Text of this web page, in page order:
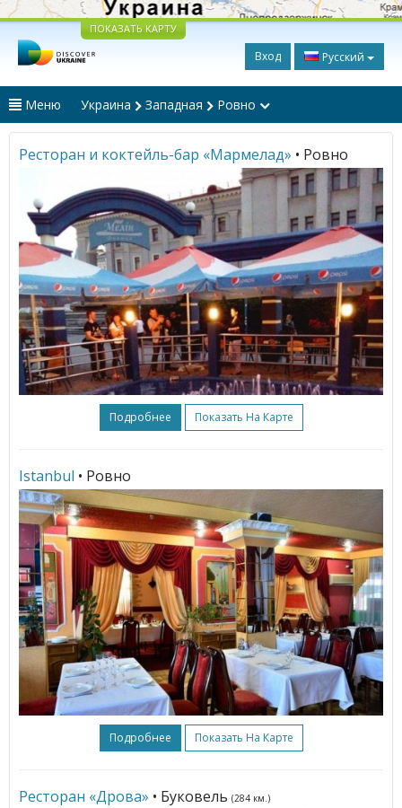
ПОКАЗАТЬ КАРТУ
Вход Русский
Меню Украина Западная Ровно
Ресторан и коктейль-бар «Мармелад» • Ровно
Подробнее Показать На Карте
Istanbul • Ровно
Подробнее Показать На Карте
Ресторан «Дрова» • Буковель (284 км.)